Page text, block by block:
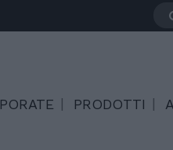
PRODOTTI